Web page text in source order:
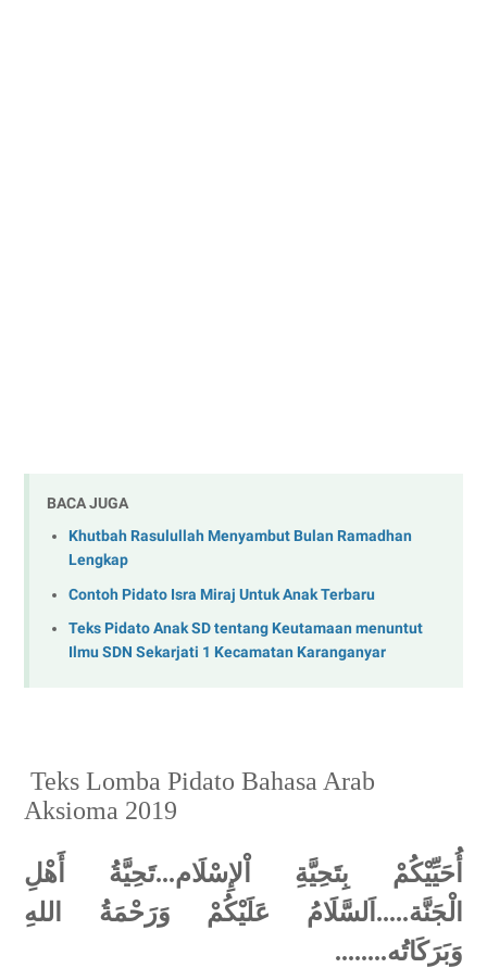
BACA JUGA
Khutbah Rasulullah Menyambut Bulan Ramadhan
Lengkap
Contoh Pidato Isra Miraj Untuk Anak Terbaru
Teks Pidato Anak SD tentang Keutamaan menuntut
Ilmu SDN Sekarjati 1 Kecamatan Karanganyar
Teks Lomba Pidato Bahasa Arab
Aksioma 2019
أُحَيِّيْكُمْ بِتَحِيَّةِ اْلإِسْلَام...تَحِيَّةُ أَهْلِ
الْجَنَّة.....اَلسَّلَامُ عَلَيْكُمْ وَرَحْمَةُ اللهِ
وَبَرَكَاتُه........